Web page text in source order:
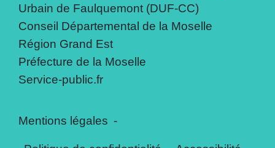
Urbain de Faulquemont (DUF-CC)
Conseil Départemental de la Moselle
Région Grand Est
Préfecture de la Moselle
Service-public.fr
Mentions légales -